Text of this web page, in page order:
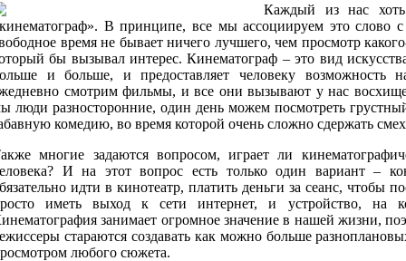
Каждый из нас
В принципе, все мы ассоциируем это слово
время не бывает ничего лучшего, чем просмотр
бы вызывал интерес. Кинематограф – это вид
и больше, и предоставляет человеку возможность
смотрим фильмы, и все они вызывают у нас
люди разносторонние, один день можем посмотреть
комедию, во время которой очень сложно сдержать
многие задаются вопросом, играет ли
И на этот вопрос есть только один вариант –
идти в кинотеатр, платить деньги за сеанс, чтобы
иметь выход к сети интернет, и устройство, на
занимает огромное значение в нашей жизни,
стараются создавать как можно больше
любого сюжета.